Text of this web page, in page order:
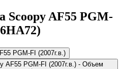
Scoopy AF55 PGM-